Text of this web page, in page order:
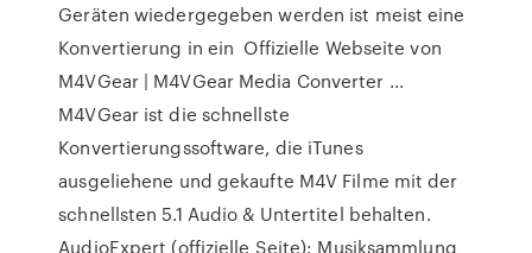
Geräten wiedergegeben werden ist meist eine
Konvertierung in ein Offizielle Webseite von
M4VGear | M4VGear Media Converter ...
M4VGear ist die schnellste
Konvertierungssoftware, die iTunes
ausgeliehene und gekaufte M4V Filme mit der
schnellsten 5.1 Audio & Untertitel behalten.
AudioExpert (offizielle Seite): Musiksammlung